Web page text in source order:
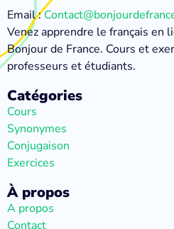
Email :
Venez apprendre le français en
Bonjour de France. Cours et
professeurs et étudiants.
Catégories
Cours
Synonymes
Conjugaison
Exercices
À propos
A propos
Contact